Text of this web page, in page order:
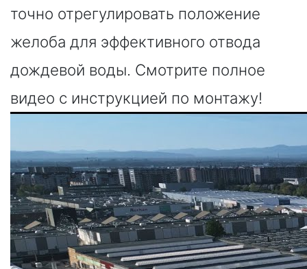
точно отрегулировать положение
желоба для эффективного отвода
дождевой воды. Смотрите полное
видео с инструкцией по монтажу!